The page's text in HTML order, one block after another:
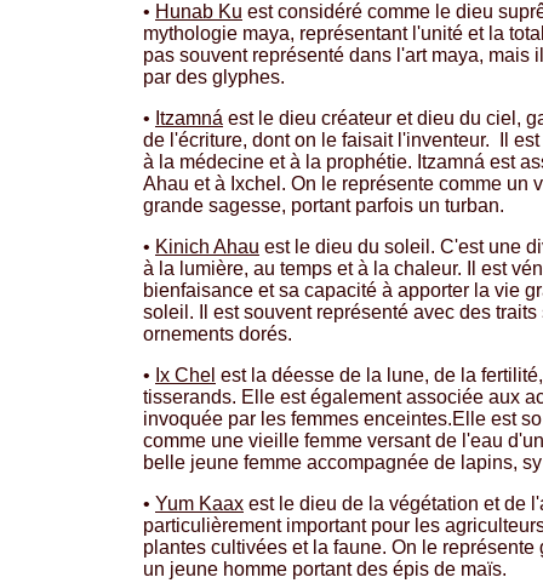
• Hunab Ku est considéré comme le dieu
mythologie maya, représentant l'unité et la
pas souvent représenté dans l'art maya, mais
par des glyphes.
• Itzamná est le dieu créateur et dieu du ciel,
de l'écriture, dont on le faisait l'inventeur. Il
à la médecine et à la prophétie. Itzamná est
Ahau et à Ixchel. On le représente comme un
grande sagesse, portant parfois un turban.
• Kinich Ahau est le dieu du soleil. C'est une
à la lumière, au temps et à la chaleur. Il est
bienfaisance et sa capacité à apporter la vie
soleil. Il est souvent représenté avec des
ornements dorés.
• Ix Chel est la déesse de la lune, de la
tisserands. Elle est également associée aux
invoquée par les femmes enceintes.Elle est
comme une vieille femme versant de l'eau
belle jeune femme accompagnée de lapins,
• Yum Kaax est le dieu de la végétation et de
particulièrement important pour les
plantes cultivées et la faune. On le représente
un jeune homme portant des épis de maïs.